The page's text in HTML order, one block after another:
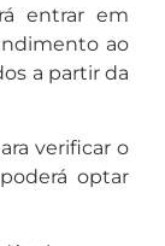
entrar em
ao
a partir da
verificar o
optar